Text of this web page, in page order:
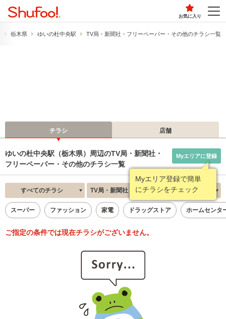
お気に入り
栃木県 ゆいの杜中央駅 TV局・新聞社・フリーペーパー・その他のチラシ一覧
チラシ 店舗
ゆいの杜中央駅（栃木県）周辺のTV局・新聞社・
フリーペーパー・その他のチラシ一覧
Myエリア登録で簡単
にチラシをチェック
Myエリアに登録
すべてのチラシ TV局・新聞社・フリーペーパー・その他 新着順
スーパー ファッション 家電 ドラッグストア ホームセンタ
ご指定の条件では現在チラシがございません。